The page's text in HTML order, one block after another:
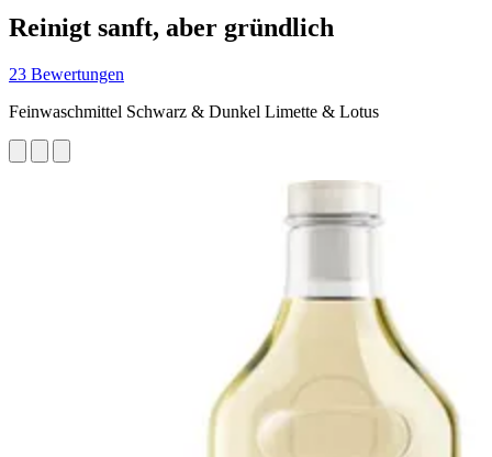
Reinigt sanft, aber gründlich
23 Bewertungen
Feinwaschmittel Schwarz & Dunkel Limette & Lotus